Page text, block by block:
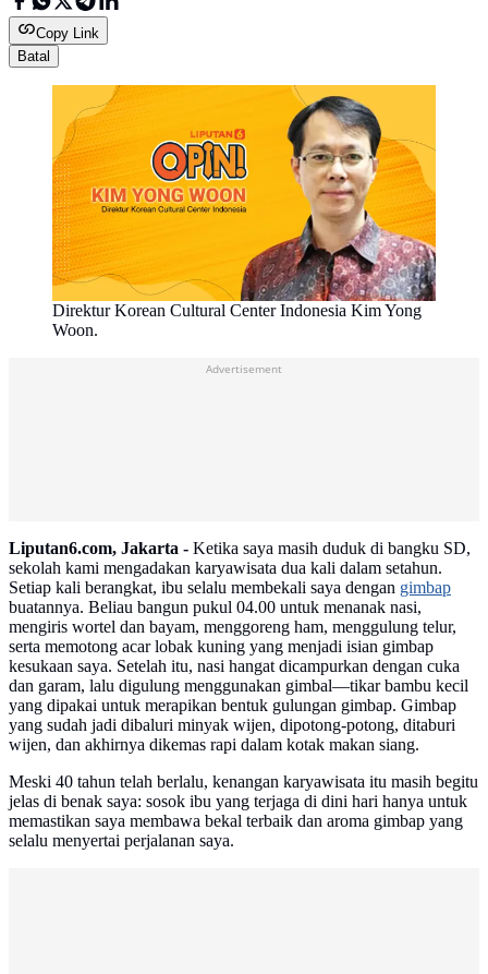
Copy Link
Batal
Direktur Korean Cultural Center Indonesia Kim Yong
Woon.
Advertisement
Liputan6.com, Jakarta - Ketika saya masih duduk di bangku SD,
sekolah kami mengadakan karyawisata dua kali dalam setahun.
Setiap kali berangkat, ibu selalu membekali saya dengan gimbap
buatannya. Beliau bangun pukul 04.00 untuk menanak nasi,
mengiris wortel dan bayam, menggoreng ham, menggulung telur,
serta memotong acar lobak kuning yang menjadi isian gimbap
kesukaan saya. Setelah itu, nasi hangat dicampurkan dengan cuka
dan garam, lalu digulung menggunakan gimbal—tikar bambu kecil
yang dipakai untuk merapikan bentuk gulungan gimbap. Gimbap
yang sudah jadi dibaluri minyak wijen, dipotong-potong, ditaburi
wijen, dan akhirnya dikemas rapi dalam kotak makan siang.
Meski 40 tahun telah berlalu, kenangan karyawisata itu masih begitu
jelas di benak saya: sosok ibu yang terjaga di dini hari hanya untuk
memastikan saya membawa bekal terbaik dan aroma gimbap yang
selalu menyertai perjalanan saya.